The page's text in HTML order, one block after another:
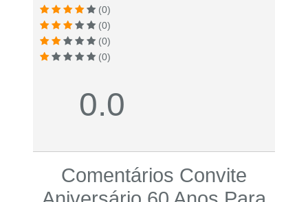
(0)
(0)
(0)
(0)
0.0
Comentários Convite